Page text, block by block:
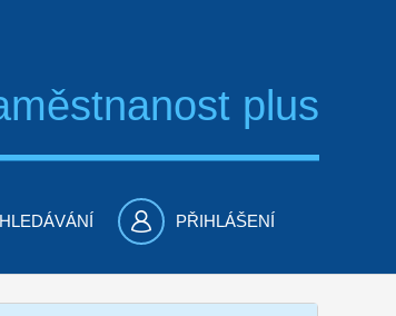
plus
PŘIHLÁŠENÍ